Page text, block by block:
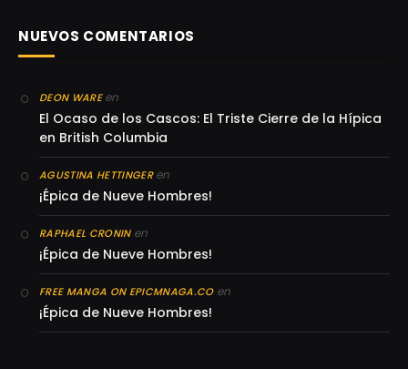
NUEVOS COMENTARIOS
DEON WAREen
El Ocaso de los Cascos: El Triste Cierre de la Hípica
en British Columbia
AGUSTINA HETTINGERen
¡Épica de Nueve Hombres!
RAPHAEL CRONINen
¡Épica de Nueve Hombres!
FREE MANGA ON EPICMNAGA.COen
¡Épica de Nueve Hombres!